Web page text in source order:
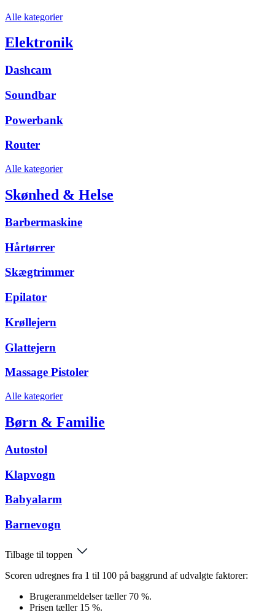
Alle kategorier
Elektronik
Dashcam
Soundbar
Powerbank
Router
Alle kategorier
Skønhed & Helse
Barbermaskine
Hårtørrer
Skægtrimmer
Epilator
Krøllejern
Glattejern
Massage Pistoler
Alle kategorier
Børn & Familie
Autostol
Klapvogn
Babyalarm
Barnevogn
Tilbage til toppen
Scoren udregnes fra 1 til 100 på baggrund af udvalgte faktorer:
Brugeranmeldelser tæller 70 %.
Prisen tæller 15 %.